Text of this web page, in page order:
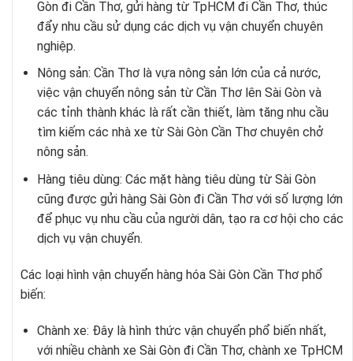
Gòn đi Cần Thơ, gửi hàng từ TpHCM đi Cần Thơ, thúc
đẩy nhu cầu sử dụng các dịch vụ vận chuyển chuyên
nghiệp.
Nông sản: Cần Thơ là vựa nông sản lớn của cả nước,
việc vận chuyển nông sản từ Cần Thơ lên Sài Gòn và
các tỉnh thành khác là rất cần thiết, làm tăng nhu cầu
tìm kiếm các nhà xe từ Sài Gòn Cần Thơ chuyên chở
nông sản.
Hàng tiêu dùng: Các mặt hàng tiêu dùng từ Sài Gòn
cũng được gửi hàng Sài Gòn đi Cần Thơ với số lượng lớn
để phục vụ nhu cầu của người dân, tạo ra cơ hội cho các
dịch vụ vận chuyển.
Các loại hình vận chuyển hàng hóa Sài Gòn Cần Thơ phổ
biến:
Chành xe: Đây là hình thức vận chuyển phổ biến nhất,
với nhiều chành xe Sài Gòn đi Cần Thơ, chành xe TpHCM